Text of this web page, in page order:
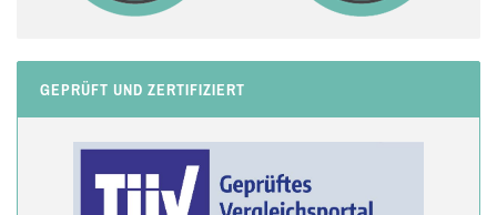
GEPRÜFT UND ZERTIFIZIERT